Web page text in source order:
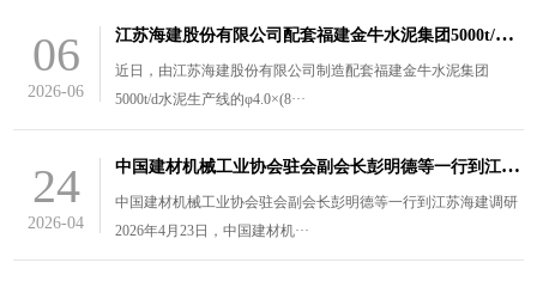
06
2026-06
江
苏海建股份有限公司配套福建金牛水泥集团5000t/d水泥生产线的￠4.0×（8.5+3）m风扫煤磨装车发货
近日，由江苏海建股份有限公司制造配套福建金牛水泥集团
5000t/d水泥生产线的φ4.0×(8···
24
2026-04
中
国建材机械工业协会驻会副会长彭明德等一行到江苏海建调研
中国建材机械工业协会驻会副会长彭明德等一行到江苏海建调研
2026年4月23日，中国建材机···